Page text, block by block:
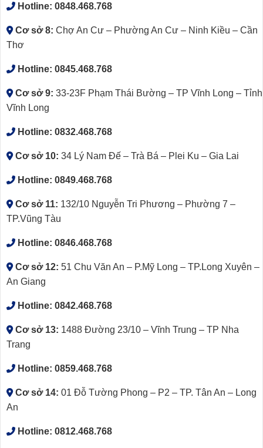
Hotline: 0848.468.768
Cơ sở 8: Chợ An Cư – Phường An Cư – Ninh Kiều – Cần
Thơ
Hotline: 0845.468.768
Cơ sở 9: 33-23F Phạm Thái Bường – TP Vĩnh Long – Tỉnh
Vĩnh Long
Hotline: 0832.468.768
Cơ sở 10: 34 Lý Nam Đế – Trà Bá – Plei Ku – Gia Lai
Hotline: 0849.468.768
Cơ sở 11: 132/10 Nguyễn Tri Phương – Phường 7 –
TP.Vũng Tàu
Hotline: 0846.468.768
Cơ sở 12: 51 Chu Văn An – P.Mỹ Long – TP.Long Xuyên –
An Giang
Hotline: 0842.468.768
Cơ sở 13: 1488 Đường 23/10 – Vĩnh Trung – TP Nha
Trang
Hotline: 0859.468.768
Cơ sở 14: 01 Đỗ Tường Phong – P2 – TP. Tân An – Long
An
Hotline: 0812.468.768